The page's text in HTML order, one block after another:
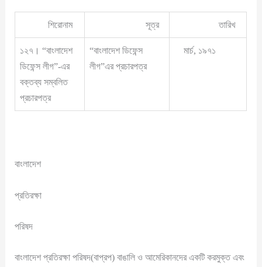
শিরোনাম সূত্র তারিখ
১২৭। “বাংলাদেশ
ডিফেন্স লীগ”-এর
বক্তব্য সম্বলিত
প্রচারপত্র
“বাংলাদেশ ডিফেন্স
লীগ”এর প্রচারপত্র
মার্চ, ১৯৭১
বাংলাদেশ
প্রতিরক্ষা
পরিষদ
বাংলাদেশ প্রতিরক্ষা পরিষদ(বাপ্রপ) বাঙালি ও আমেরিকানদের একটি করমুক্ত এবং